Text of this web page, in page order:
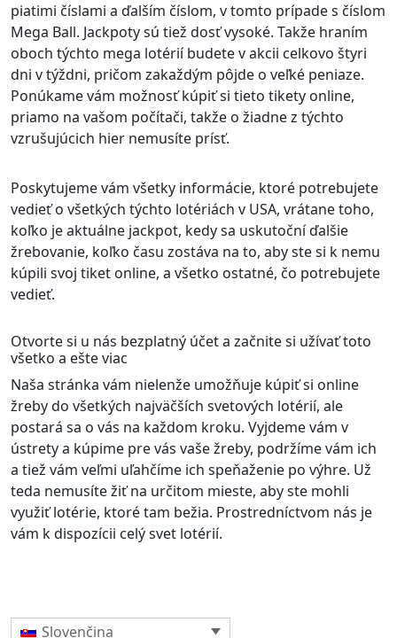
piatimi číslami a ďalším číslom, v tomto prípade s číslom
Mega Ball. Jackpoty sú tiež dosť vysoké. Takže hraním
oboch týchto mega lotérií budete v akcii celkovo štyri
dni v týždni, pričom zakaždým pôjde o veľké peniaze.
Ponúkame vám možnosť kúpiť si tieto tikety online,
priamo na vašom počítači, takže o žiadne z týchto
vzrušujúcich hier nemusíte prísť.
Poskytujeme vám všetky informácie, ktoré potrebujete
vedieť o všetkých týchto lotériách v USA, vrátane toho,
koľko je aktuálne jackpot, kedy sa uskutoční ďalšie
žrebovanie, koľko času zostáva na to, aby ste si k nemu
kúpili svoj tiket online, a všetko ostatné, čo potrebujete
vedieť.
Otvorte si u nás bezplatný účet a začnite si užívať toto
všetko a ešte viac
Naša stránka vám nielenže umožňuje kúpiť si online
žreby do všetkých najväčších svetových lotérií, ale
postará sa o vás na každom kroku. Vyjdeme vám v
ústrety a kúpime pre vás vaše žreby, podržíme vám ich
a tiež vám veľmi uľahčíme ich speňaženie po výhre. Už
teda nemusíte žiť na určitom mieste, aby ste mohli
využiť lotérie, ktoré tam bežia. Prostredníctvom nás je
vám k dispozícii celý svet lotérií.
Slovenčina